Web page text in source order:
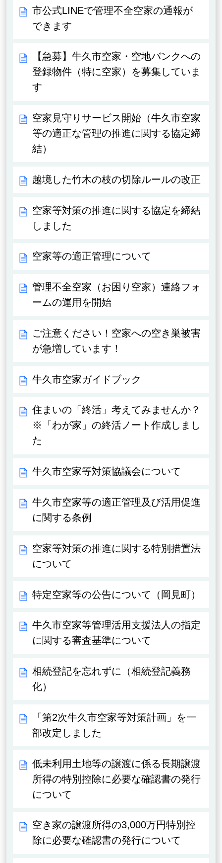
市公式LINEで管理不全空家の通報が
できます
【急募】牛久市空家・空地バンクへの
登録物件（特に空家）を募集していま
す
空家見守りサービス開始（牛久市空家
等の適正な管理の推進に関する協定締
結）
越境した竹木の枝の切除ルールの改正
空家等対策の推進に関する協定を締結
しました
空家等の適正管理について
管理不全空家（お困り空家）連絡フォ
ームの運用を開始
ご注意ください！空家への空き巣被害
が急増しています！
牛久市空家ガイドブック
住まいの「終活」考えてみませんか？
※「わが家」の終活ノート作成しまし
た
牛久市空家等対策協議会について
牛久市空家等の適正管理及び活用促進
に関する条例
空家等対策の推進に関する特別措置法
について
特定空家等の公告について（岡見町）
牛久市空家等管理活用支援法人の指定
に関する審査基準について
相続登記を忘れずに（相続登記義務
化）
「第2次牛久市空家等対策計画」を一
部改定しました
低未利用土地等の譲渡に係る長期譲渡
所得の特別控除に必要な確認書の発行
について
空き家の譲渡所得の3,000万円特別控
除に必要な確認書の発行について